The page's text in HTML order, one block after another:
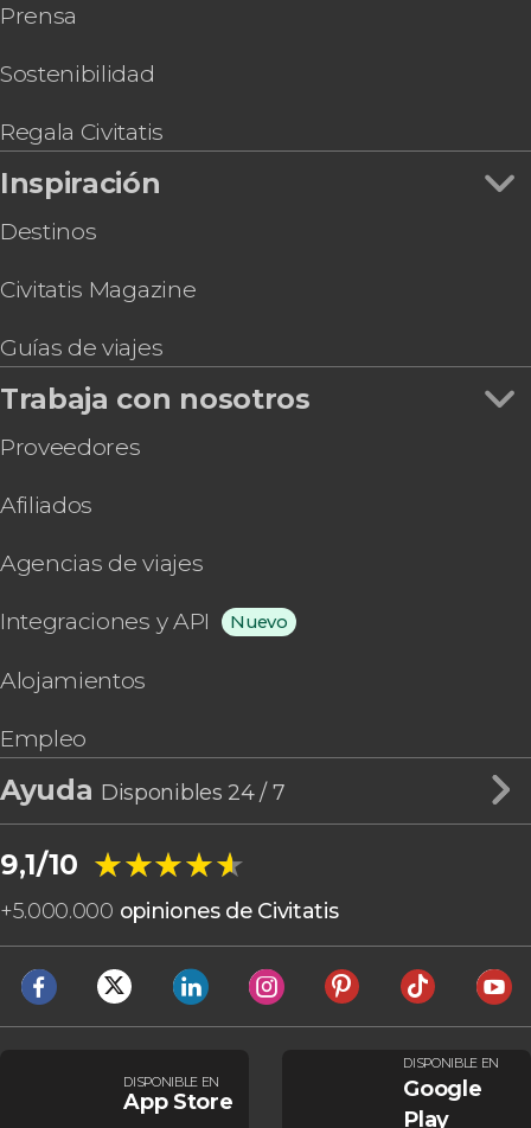
Prensa
Sostenibilidad
Regala Civitatis
Inspiración
Destinos
Civitatis Magazine
Guías de viajes
Trabaja con nosotros
Proveedores
Afiliados
Agencias de viajes
Integraciones y API Nuevo
Alojamientos
Empleo
Ayuda Disponibles 24 / 7
9,1/10 ★★★★★
★★★★★
+5.000.000 opiniones de Civitatis
DISPONIBLE EN
App Store
DISPONIBLE EN
Google
Play